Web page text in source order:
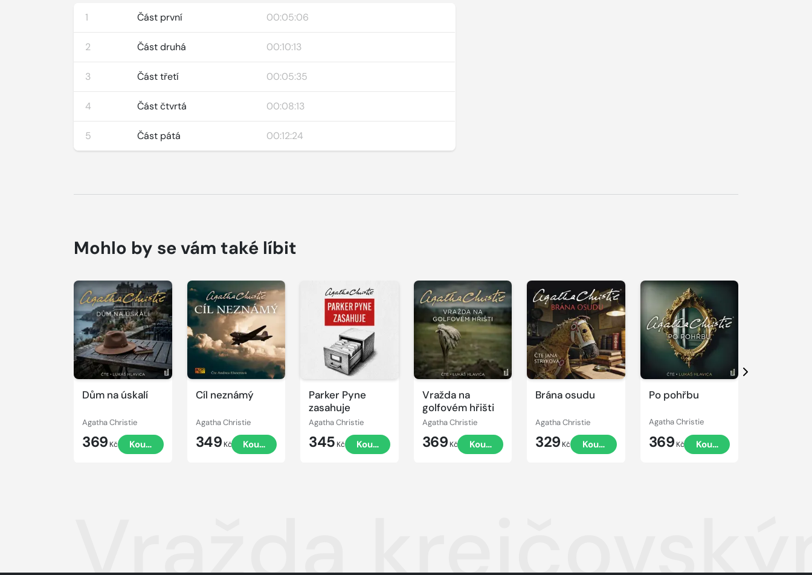
1 Část první 00:05:06
2 Část druhá 00:10:13
3 Část třetí 00:05:35
4 Část čtvrtá 00:08:13
5 Část pátá 00:12:24
Mohlo by se vám také líbit
Dům na úskalí
Agatha Christie
369 Kč Koupit
Přehrát
ukázku
Cíl neznámý
Agatha Christie
349 Kč Koupit
Přehrát
ukázku
Parker Pyne
zasahuje
Agatha Christie
345 Kč Koupit
Přehrát
ukázku
Vražda na
golfovém hřišti
Agatha Christie
369 Kč Koupit
Přehrát
ukázku
Brána osudu
Agatha Christie
329 Kč Koupit
Přehrát
ukázku
Po pohřbu
Agatha Christie
369 Kč Koupit
Přehrát
ukázku
Další
Vražda